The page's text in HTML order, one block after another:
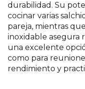
durabilidad. Su
cocinar varias
pareja, mientras
inoxidable asegura
una excelente
como para
rendimiento y